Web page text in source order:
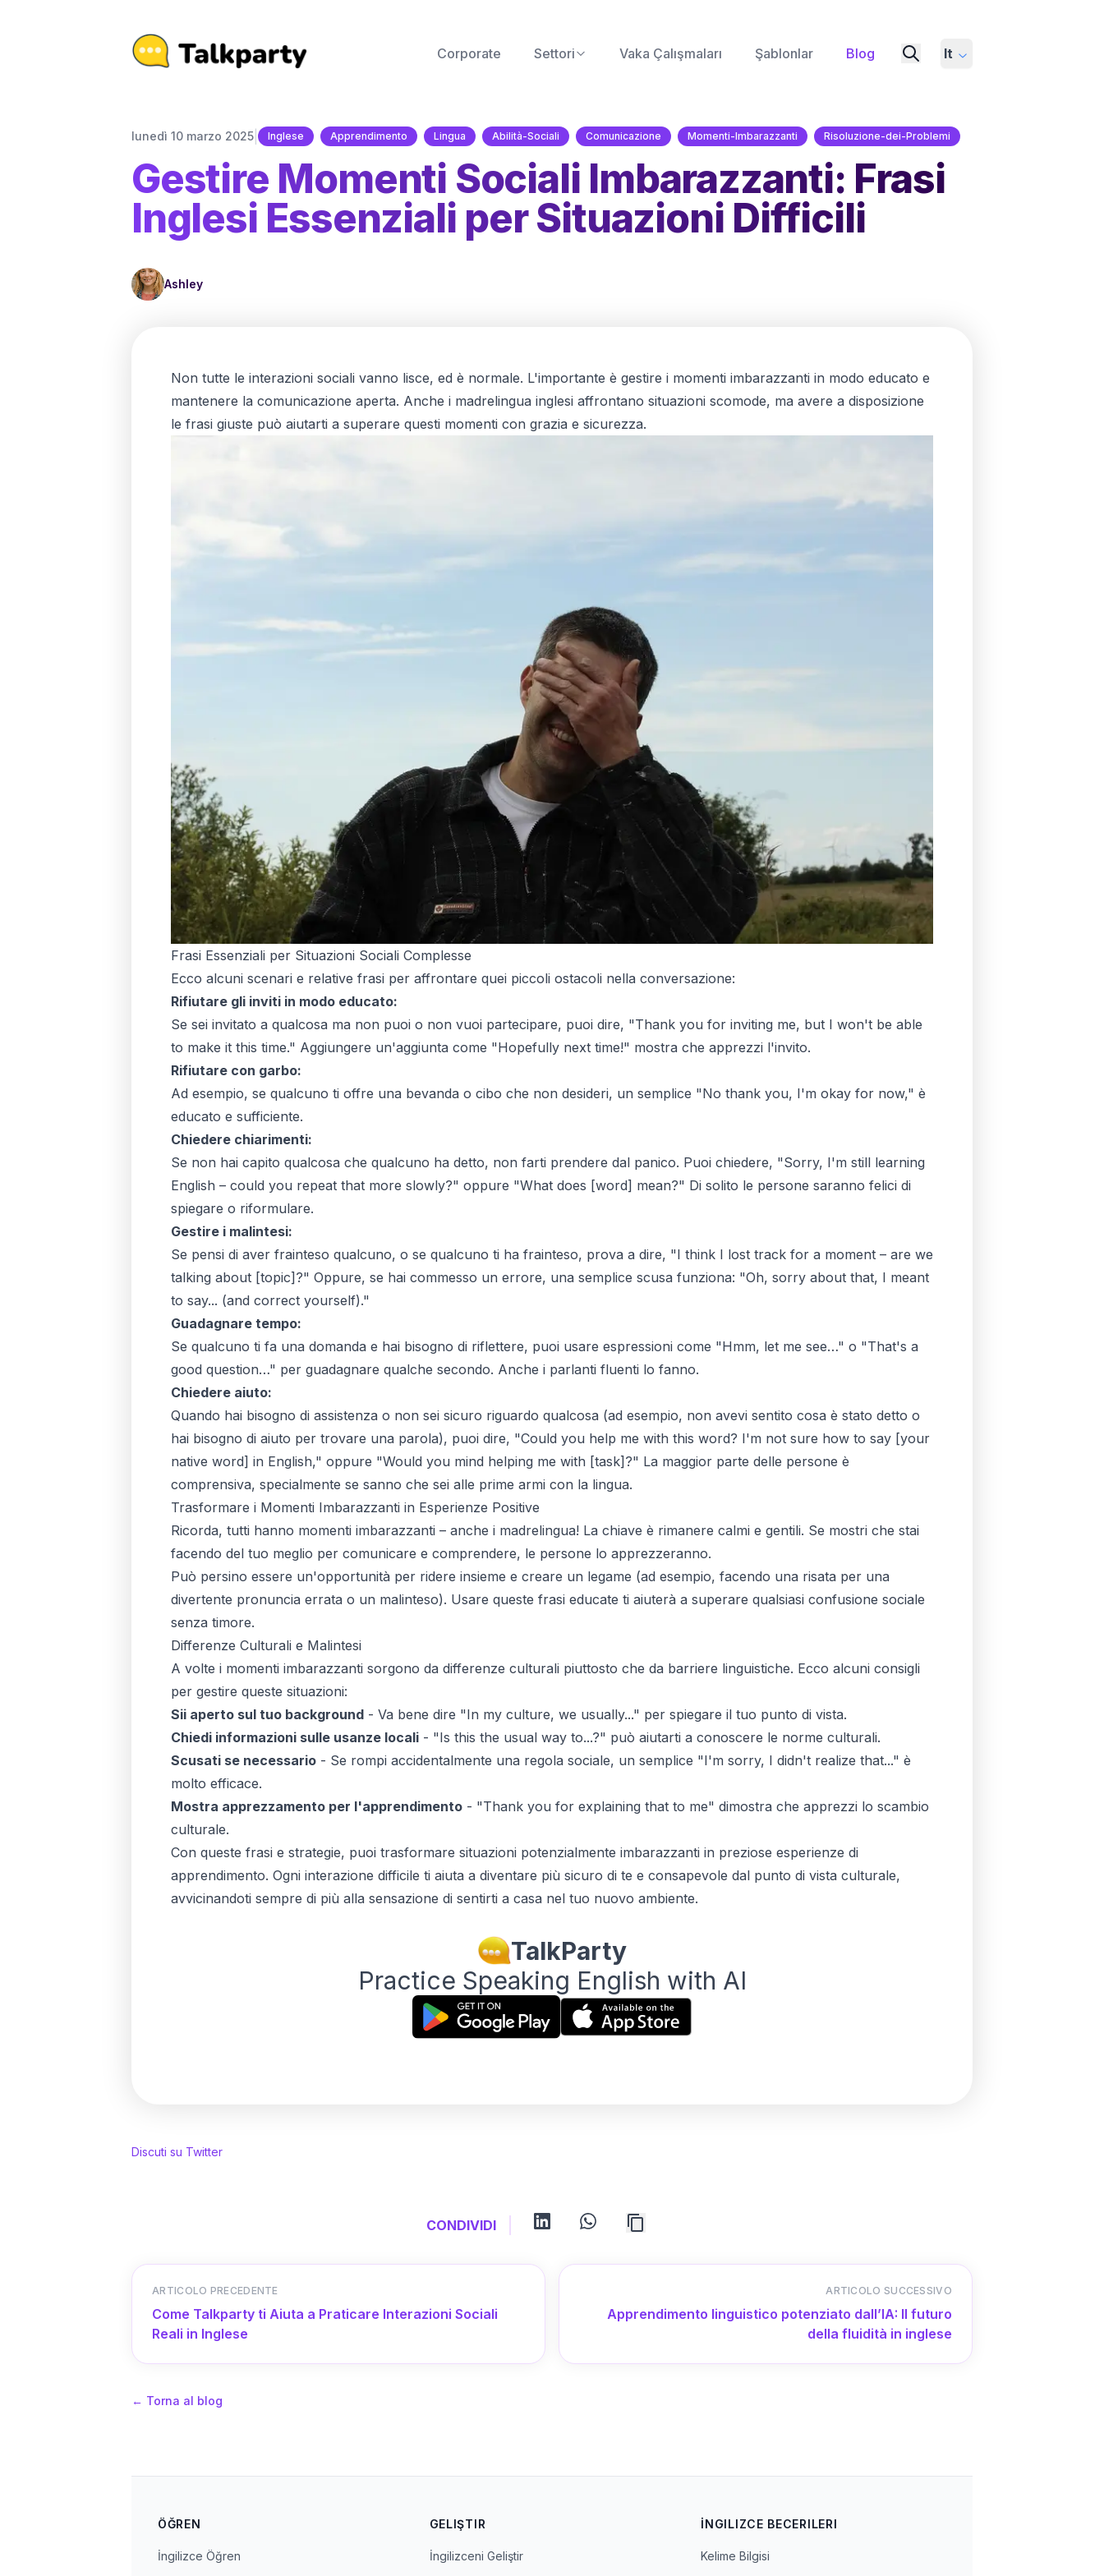
Corporate Settori Vaka Çalışmaları Şablonlar Blog It
lunedì 10 marzo 2025 Inglese Apprendimento Lingua Abilità-Sociali Comunicazione Momenti-Imbarazzanti Risoluzione-dei-Problemi
Gestire Momenti Sociali Imbarazzanti: Frasi
Inglesi Essenziali per Situazioni Difficili
Ashley
Non tutte le interazioni sociali vanno lisce, ed è normale. L'importante è gestire i momenti imbarazzanti in modo educato e
mantenere la comunicazione aperta. Anche i madrelingua inglesi affrontano situazioni scomode, ma avere a disposizione
le frasi giuste può aiutarti a superare questi momenti con grazia e sicurezza.
Frasi Essenziali per Situazioni Sociali Complesse
Ecco alcuni scenari e relative frasi per affrontare quei piccoli ostacoli nella conversazione:
Rifiutare gli inviti in modo educato:
Se sei invitato a qualcosa ma non puoi o non vuoi partecipare, puoi dire, "Thank you for inviting me, but I won't be able
to make it this time." Aggiungere un'aggiunta come "Hopefully next time!" mostra che apprezzi l'invito.
Rifiutare con garbo:
Ad esempio, se qualcuno ti offre una bevanda o cibo che non desideri, un semplice "No thank you, I'm okay for now," è
educato e sufficiente.
Chiedere chiarimenti:
Se non hai capito qualcosa che qualcuno ha detto, non farti prendere dal panico. Puoi chiedere, "Sorry, I'm still learning
English – could you repeat that more slowly?" oppure "What does [word] mean?" Di solito le persone saranno felici di
spiegare o riformulare.
Gestire i malintesi:
Se pensi di aver frainteso qualcuno, o se qualcuno ti ha frainteso, prova a dire, "I think I lost track for a moment – are we
talking about [topic]?" Oppure, se hai commesso un errore, una semplice scusa funziona: "Oh, sorry about that, I meant
to say... (and correct yourself)."
Guadagnare tempo:
Se qualcuno ti fa una domanda e hai bisogno di riflettere, puoi usare espressioni come "Hmm, let me see…" o "That's a
good question…" per guadagnare qualche secondo. Anche i parlanti fluenti lo fanno.
Chiedere aiuto:
Quando hai bisogno di assistenza o non sei sicuro riguardo qualcosa (ad esempio, non avevi sentito cosa è stato detto o
hai bisogno di aiuto per trovare una parola), puoi dire, "Could you help me with this word? I'm not sure how to say [your
native word] in English," oppure "Would you mind helping me with [task]?" La maggior parte delle persone è
comprensiva, specialmente se sanno che sei alle prime armi con la lingua.
Trasformare i Momenti Imbarazzanti in Esperienze Positive
Ricorda, tutti hanno momenti imbarazzanti – anche i madrelingua! La chiave è rimanere calmi e gentili. Se mostri che stai
facendo del tuo meglio per comunicare e comprendere, le persone lo apprezzeranno.
Può persino essere un'opportunità per ridere insieme e creare un legame (ad esempio, facendo una risata per una
divertente pronuncia errata o un malinteso). Usare queste frasi educate ti aiuterà a superare qualsiasi confusione sociale
senza timore.
Differenze Culturali e Malintesi
A volte i momenti imbarazzanti sorgono da differenze culturali piuttosto che da barriere linguistiche. Ecco alcuni consigli
per gestire queste situazioni:
Sii aperto sul tuo background - Va bene dire "In my culture, we usually..." per spiegare il tuo punto di vista.
Chiedi informazioni sulle usanze locali - "Is this the usual way to...?" può aiutarti a conoscere le norme culturali.
Scusati se necessario - Se rompi accidentalmente una regola sociale, un semplice "I'm sorry, I didn't realize that..." è
molto efficace.
Mostra apprezzamento per l'apprendimento - "Thank you for explaining that to me" dimostra che apprezzi lo scambio
culturale.
Con queste frasi e strategie, puoi trasformare situazioni potenzialmente imbarazzanti in preziose esperienze di
apprendimento. Ogni interazione difficile ti aiuta a diventare più sicuro di te e consapevole dal punto di vista culturale,
avvicinandoti sempre di più alla sensazione di sentirti a casa nel tuo nuovo ambiente.
TalkParty
Practice Speaking English with AI
Discuti su Twitter
CONDIVIDI linkedin whatsapp
ARTICOLO PRECEDENTE
Come Talkparty ti Aiuta a Praticare Interazioni Sociali
Reali in Inglese
ARTICOLO SUCCESSIVO
Apprendimento linguistico potenziato dall’IA: Il futuro
della fluidità in inglese
← Torna al blog
ÖĞREN
İngilizce Öğren
GELIŞTIR
İngilizceni Geliştir
İNGILIZCE BECERILERI
Kelime Bilgisi